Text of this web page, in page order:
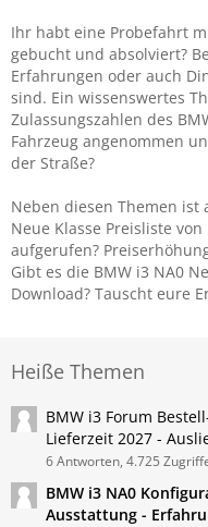
Ihr habt eine Probefahrt
gebucht und absolviert?
Erfahrungen oder auch
sind. Ein wissenswertes
Zulassungszahlen des
Fahrzeug angenommen
der Straße?
Neben diesen Themen ist
Neue Klasse Preisliste
aufgerufen?
Gibt es die BMW i3 NA0
Download? Tauscht eure
Heiße Themen
BMW i3 Forum
Lieferzeit 2027 -
6 Antworten, 4.725
BMW i3 NA0
Ausstattung -